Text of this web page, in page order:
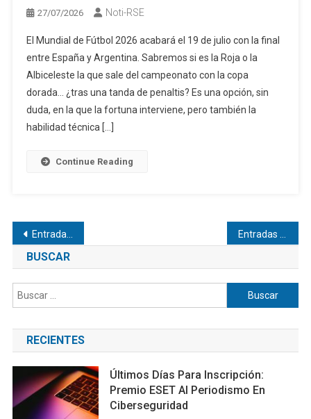
27/07/2026 Noti-RSE
El Mundial de Fútbol 2026 acabará el 19 de julio con la final
entre España y Argentina. Sabremos si es la Roja o la
Albiceleste la que sale del campeonato con la copa
dorada… ¿tras una tanda de penaltis? Es una opción, sin
duda, en la que la fortuna interviene, pero también la
habilidad técnica […]
Continue Reading
Navegación
de
entradas
Entradas anteriores Entradas siguientes
BUSCAR
Buscar:
RECIENTES
Últimos Días Para Inscripción:
Premio ESET Al Periodismo En
Ciberseguridad